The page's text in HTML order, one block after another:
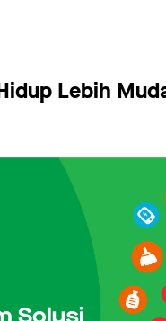
Lebih